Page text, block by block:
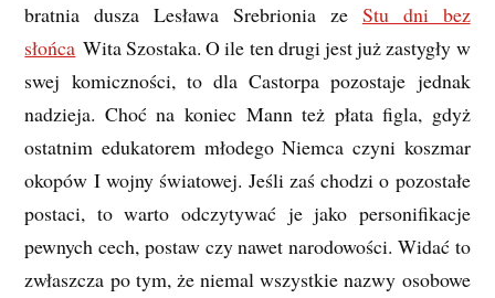
bratnia dusza Lesława Srebrionia ze Stu dni bez
słońca Wita Szostaka. O ile ten drugi jest już zastygły w
swej komiczności, to dla Castorpa pozostaje jednak
nadzieja. Choć na koniec Mann też płata figla, gdyż
ostatnim edukatorem młodego Niemca czyni koszmar
okopów I wojny światowej. Jeśli zaś chodzi o pozostałe
postaci, to warto odczytywać je jako personifikacje
pewnych cech, postaw czy nawet narodowości. Widać to
zwłaszcza po tym, że niemal wszystkie nazwy osobowe